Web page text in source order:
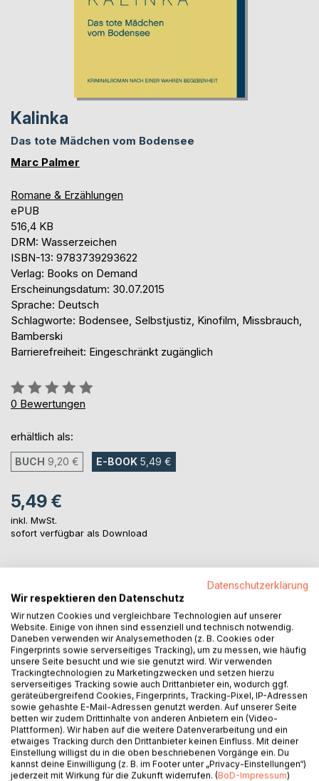
Kalinka
Das tote Mädchen vom Bodensee
Marc Palmer
Romane & Erzählungen
ePUB
516,4 KB
DRM: Wasserzeichen
ISBN-13: 9783739293622
Verlag: Books on Demand
Erscheinungsdatum: 30.07.2015
Sprache: Deutsch
Schlagworte: Bodensee, Selbstjustiz, Kinofilm, Missbrauch,
Bamberski
Barrierefreiheit: Eingeschränkt zugänglich
Bewertung::
0%
0 Bewertungen
erhältlich als:
BUCH 9,20 € E-BOOK 5,49 €
5,49 €
inkl. MwSt.
sofort verfügbar als Download
Auf die Merkliste
Titel bewerten
BESCHREIBUNG
Datenschutzerklärung
Wir respektieren den Datenschutz
Wir nutzen Cookies und vergleichbare Technologien auf unserer
Website. Einige von ihnen sind essenziell und technisch notwendig.
Daneben verwenden wir Analysemethoden (z. B. Cookies oder
Fingerprints sowie serverseitiges Tracking), um zu messen, wie häufig
unsere Seite besucht und wie sie genutzt wird. Wir verwenden
Trackingtechnologien zu Marketingzwecken und setzen hierzu
serverseitiges Tracking sowie auch Drittanbieter ein, wodurch ggf.
geräteübergreifend Cookies, Fingerprints, Tracking-Pixel, IP-Adressen
sowie gehashte E-Mail-Adressen genutzt werden. Auf unserer Seite
betten wir zudem Drittinhalte von anderen Anbietern ein (Video-
Plattformen). Wir haben auf die weitere Datenverarbeitung und ein
etwaiges Tracking durch den Drittanbieter keinen Einfluss. Mit deiner
Einstellung willigst du in die oben beschriebenen Vorgänge ein. Du
kannst deine Einwilligung (z. B. im Footer unter „Privacy-Einstellungen“)
jederzeit mit Wirkung für die Zukunft widerrufen. (BoD-Impressum)